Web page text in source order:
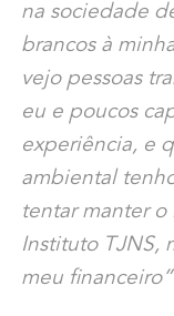
na sociedade
brancos à
vejo pessoas
eu e poucos
experiência, e
ambiental
tentar manter
Instituto TJNS,
meu